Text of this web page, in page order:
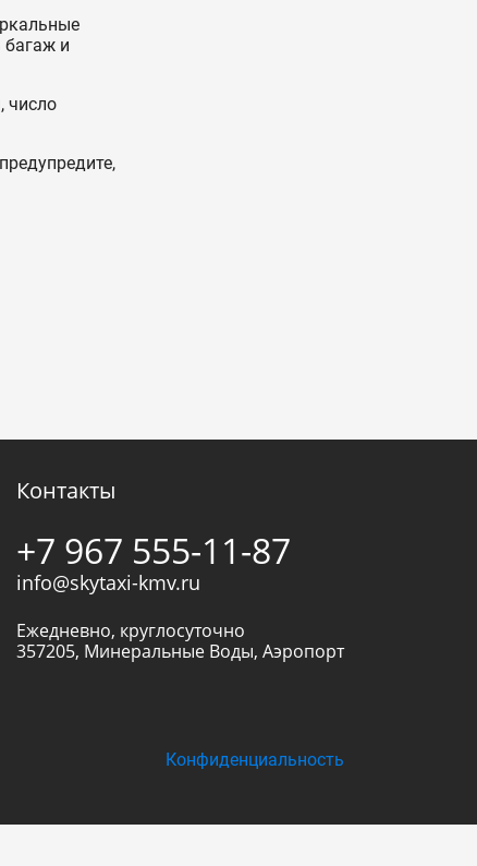
багаж и
число
Контакты
+7 967 555-11-87
info@skytaxi-kmv.ru
Ежедневно, круглосуточно
357205, Минеральные Воды, Аэропорт
Конфиденциальность